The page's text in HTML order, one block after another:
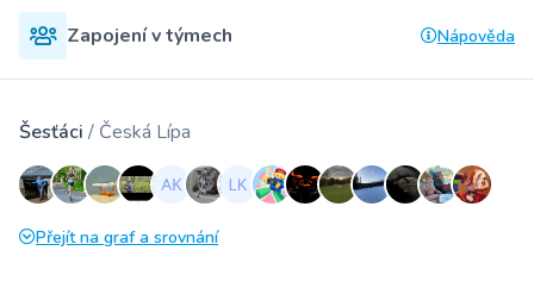
Zapojení v týmech Nápověda
Šesťáci / Česká Lípa
Přejít na graf a srovnání